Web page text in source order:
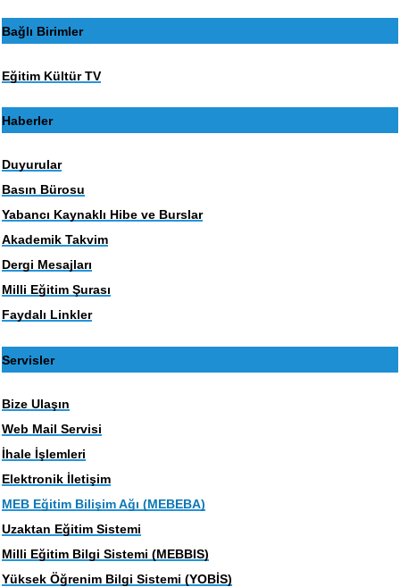
Bağlı Birimler
Eğitim Kültür TV
Haberler
Duyurular
Basın Bürosu
Yabancı Kaynaklı Hibe ve Burslar
Akademik Takvim
Dergi Mesajları
Milli Eğitim Şurası
Faydalı Linkler
Servisler
Bize Ulaşın
Web Mail Servisi
İhale İşlemleri
Elektronik İletişim
MEB Eğitim Bilişim Ağı (MEBEBA)
Uzaktan Eğitim Sistemi
Milli Eğitim Bilgi Sistemi (MEBBIS)
Yüksek Öğrenim Bilgi Sistemi (YOBİS)